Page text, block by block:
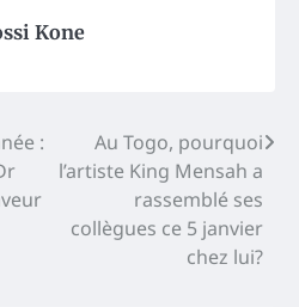
Kone
:
Au Togo, pourquoi
l’artiste King Mensah a
rassemblé ses
collègues ce 5 janvier
chez lui?